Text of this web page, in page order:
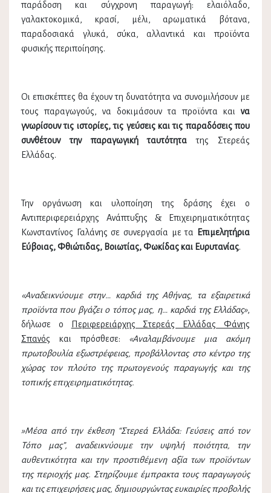
παράδοση και σύγχρονη παραγωγή: ελαιόλαδο,
γαλακτοκομικά, κρασί, μέλι, αρωματικά βότανα,
παραδοσιακά γλυκά, σύκα, αλλαντικά και προϊόντα
φυσικής περιποίησης.
Οι επισκέπτες θα έχουν τη δυνατότητα να συνομιλήσουν με
τους παραγωγούς, να δοκιμάσουν τα προϊόντα και να
γνωρίσουν τις ιστορίες, τις γεύσεις και τις παραδόσεις που
συνθέτουν την παραγωγική ταυτότητα της Στερεάς
Ελλάδας.
Την οργάνωση και υλοποίηση της δράσης έχει ο
Αντιπεριφερειάρχης Ανάπτυξης & Επιχειρηματικότητας
Κωνσταντίνος Γαλάνης σε συνεργασία με τα
Επιμελητήρια
Εύβοιας, Φθιώτιδας, Βοιωτίας, Φωκίδας και Ευρυτανίας.
«Αναδεικνύουμε στην… καρδιά της Αθήνας, τα εξαιρετικά
προϊόντα που βγάζει ο τόπος μας, η… καρδιά της Ελλάδας»,
δήλωσε ο
Περιφερειάρχης Στερεάς Ελλάδας Φάνης
Σπανός και πρόσθεσε: «Αναλαμβάνουμε μια ακόμη
πρωτοβουλία εξωστρέφειας, προβάλλοντας στο κέντρο της
χώρας τον πλούτο της πρωτογενούς παραγωγής και της
τοπικής επιχειρηματικότητας.
»Μέσα από την έκθεση “Στερεά Ελλάδα: Γεύσεις από τον
Τόπο μας”, αναδεικνύουμε την υψηλή ποιότητα, την
αυθεντικότητα και την προστιθέμενη αξία των προϊόντων
της περιοχής μας. Στηρίζουμε έμπρακτα τους παραγωγούς
και τις επιχειρήσεις μας, δημιουργώντας ευκαιρίες προβολής